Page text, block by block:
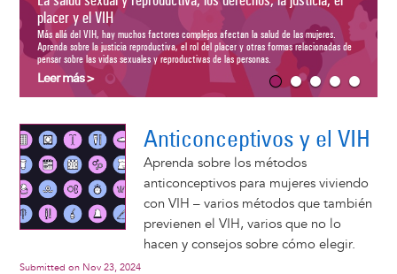
la justicia, el placer y el VIH
de las mujeres. Aprenda sobre la justicia reproductiva, el rol del placer y otras
de las personas.
Atención ginecológica y el VIH: Qué esperar y
prepararse para las citas
Aprenda sobre la atención ginecológica, qué esperar de los exámenes
pélvicos, preguntas para hacerle a su proveedor y más.
Leer más >
Anticonceptivos y el VIH
Aprenda sobre los métodos
anticonceptivos para mujeres viviendo
con VIH – varios métodos que también
previenen el VIH, varios que no lo
hacen y consejos sobre cómo elegir.
Submitted on Nov 23, 2024